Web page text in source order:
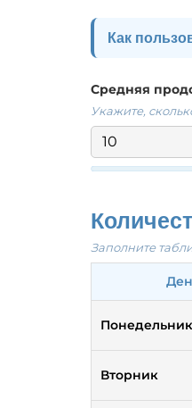
Как
Введите
Укажите
Нажмите
Совет по
8-
1-й, 3-
10-
Средняя
Укажите,
Заполните
Понедельник
Вторник